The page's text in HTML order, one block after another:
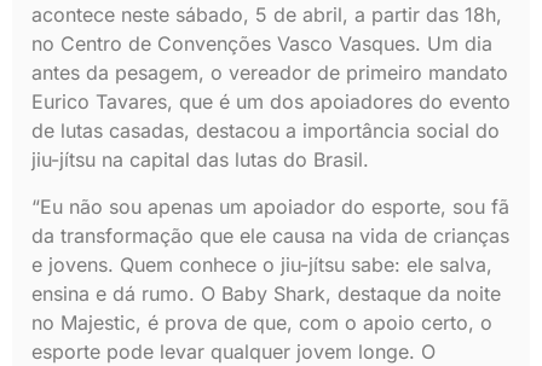
acontece neste sábado, 5 de abril, a partir das 18h,
no Centro de Convenções Vasco Vasques. Um dia
antes da pesagem, o vereador de primeiro mandato
Eurico Tavares, que é um dos apoiadores do evento
de lutas casadas, destacou a importância social do
jiu-jítsu na capital das lutas do Brasil.
“Eu não sou apenas um apoiador do esporte, sou fã
da transformação que ele causa na vida de crianças
e jovens. Quem conhece o jiu-jítsu sabe: ele salva,
ensina e dá rumo. O Baby Shark, destaque da noite
no Majestic, é prova de que, com o apoio certo, o
esporte pode levar qualquer jovem longe. O